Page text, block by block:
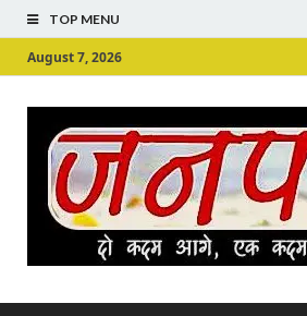
TOP MENU
August 7, 2026